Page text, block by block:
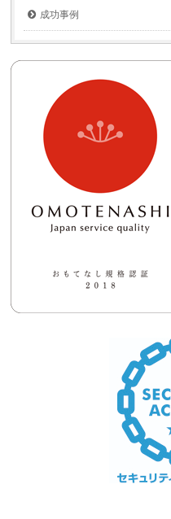
成功事例